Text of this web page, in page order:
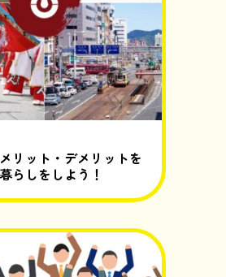
リット・デメリットを
らしをしよう！